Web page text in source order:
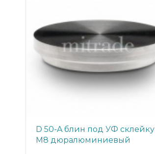
D 50-A блин под УФ склейку
М8 дюралюминиевый